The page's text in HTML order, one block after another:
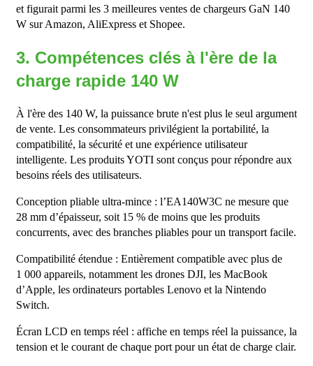
et figurait parmi les 3 meilleures ventes de chargeurs GaN 140
W sur Amazon, AliExpress et Shopee.
3. Compétences clés à l'ère de la
charge rapide 140 W
À l'ère des 140 W, la puissance brute n'est plus le seul argument
de vente. Les consommateurs privilégient la portabilité, la
compatibilité, la sécurité et une expérience utilisateur
intelligente. Les produits YOTI sont conçus pour répondre aux
besoins réels des utilisateurs.
Conception pliable ultra-mince : l’EA140W3C ne mesure que
28 mm d’épaisseur, soit 15 % de moins que les produits
concurrents, avec des branches pliables pour un transport facile.
Compatibilité étendue : Entièrement compatible avec plus de
1 000 appareils, notamment les drones DJI, les MacBook
d’Apple, les ordinateurs portables Lenovo et la Nintendo
Switch.
Écran LCD en temps réel : affiche en temps réel la puissance, la
tension et le courant de chaque port pour un état de charge clair.